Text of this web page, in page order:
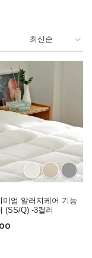
미엄 알러지케어 기능
(SS/Q) -3컬러